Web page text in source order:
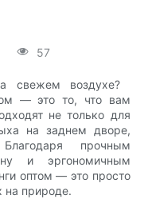
57
свежем воздухе?
— это то, что вам
не только для
на заднем дворе,
прочным
и эргономичным
оптом — это просто
на природе.